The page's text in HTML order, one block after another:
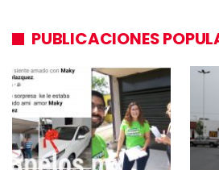
PUBLICACIONES